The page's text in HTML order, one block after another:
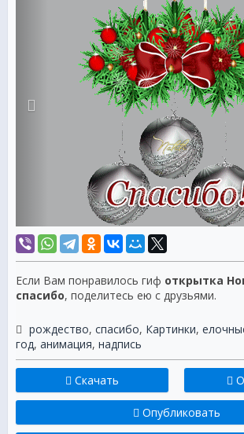
Если Вам понравилось гиф открытка
спасибо, поделитесь ею с друзьями.
рождество, спасибо, Картинки,
год, анимация, надпись
Скачать
Опубликовать